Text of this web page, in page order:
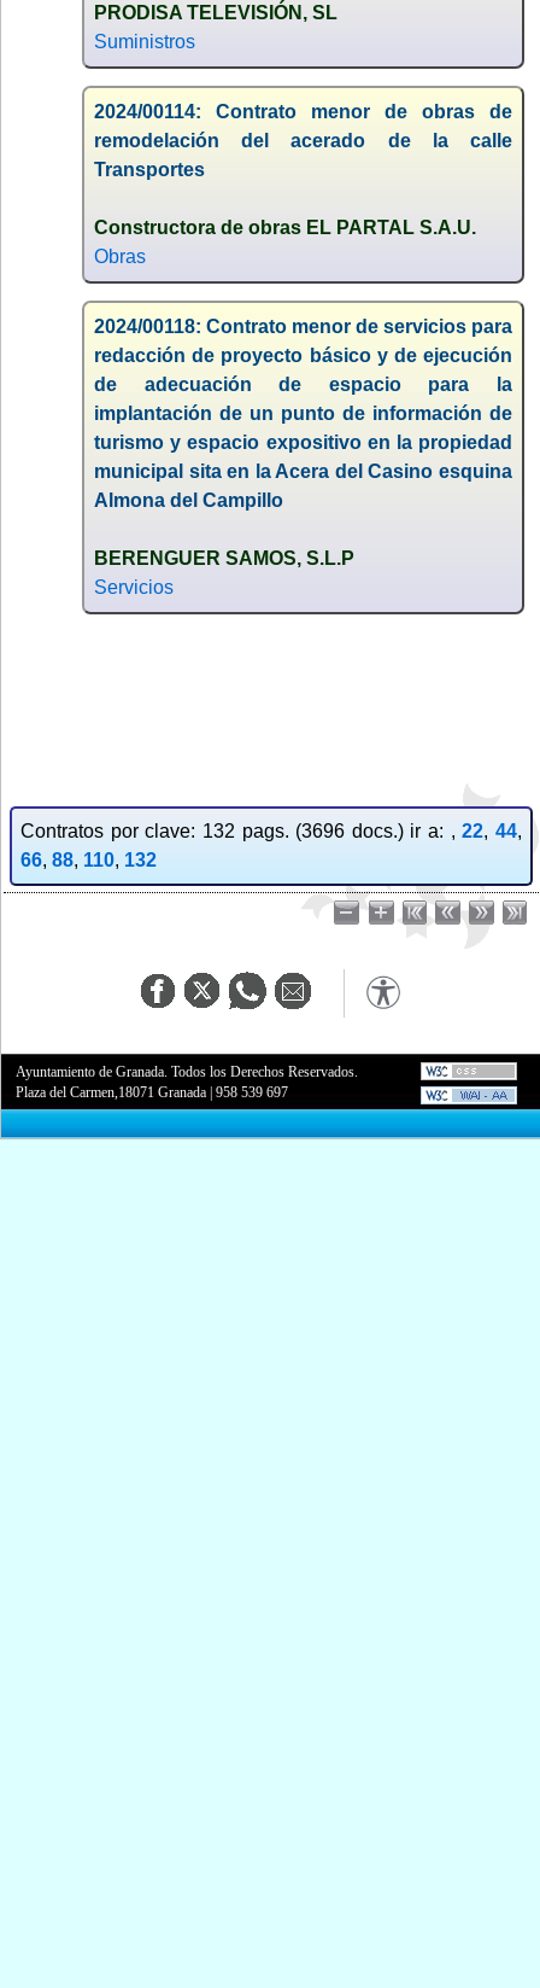
PRODISA TELEVISIÓN, SL
Suministros
2024/00114: Contrato menor de obras de
remodelación del acerado de la calle
Transportes
Constructora de obras EL PARTAL S.A.U.
Obras
2024/00118: Contrato menor de servicios para
redacción de proyecto básico y de ejecución
de adecuación de espacio para la
implantación de un punto de información de
turismo y espacio expositivo en la propiedad
municipal sita en la Acera del Casino esquina
Almona del Campillo
BERENGUER SAMOS, S.L.P
Servicios
Contratos por clave: 132 pags. (3696 docs.) ir a: ,22,44,
66, 88, 110, 132
Ayuntamiento de Granada. Todos los Derechos Reservados.
Plaza del Carmen,18071 Granada |958 539 697